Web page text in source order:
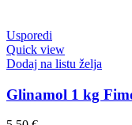
Usporedi
Quick view
Dodaj na listu želja
Glinamol 1 kg